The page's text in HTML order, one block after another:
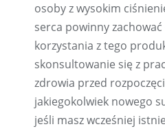
osoby z wysokim
serca powinny
korzystania z tego
skonsultowanie się z
zdrowia przed
jakiegokolwiek nowego
jeśli masz wcześniej